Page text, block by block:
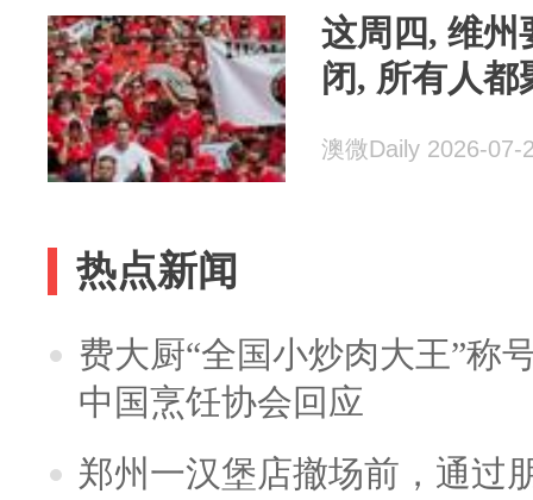
这周四, 维州
闭, 所有人都
澳微Daily 2026-07-
热点新闻
费大厨“全国小炒肉大王”称
中国烹饪协会回应
郑州一汉堡店撤场前，通过